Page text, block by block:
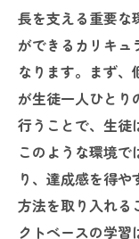
長を支える重要な
ができるカリキュ
なります。まず
が生徒一人ひとり
行うことで、生徒
このような環境
り、達成感を得
方法を取り入れる
クトベースの学